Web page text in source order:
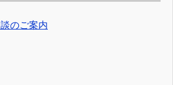
のご案内